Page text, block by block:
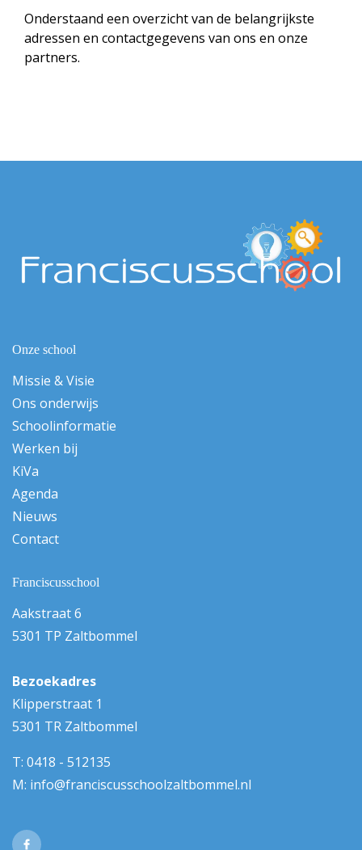
Onderstaand een overzicht van de belangrijkste
adressen en contactgegevens van ons en onze
partners.
Onze school
Missie & Visie
Ons onderwijs
Schoolinformatie
Werken bij
KiVa
Agenda
Nieuws
Contact
Franciscusschool
Aakstraat 6
5301 TP Zaltbommel
Bezoekadres
Klipperstraat 1
5301 TR Zaltbommel
T: 0418 - 512135
M: info@franciscusschoolzaltbommel.nl